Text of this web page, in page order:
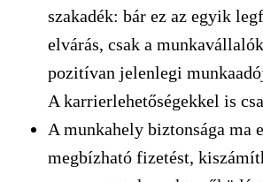
szakadék: bár ez az egyik
elvárás, csak a
pozitívan jelenlegi
A karrierlehetőségekkel is
A munkahely biztonsága ma
megbízható fizetést,